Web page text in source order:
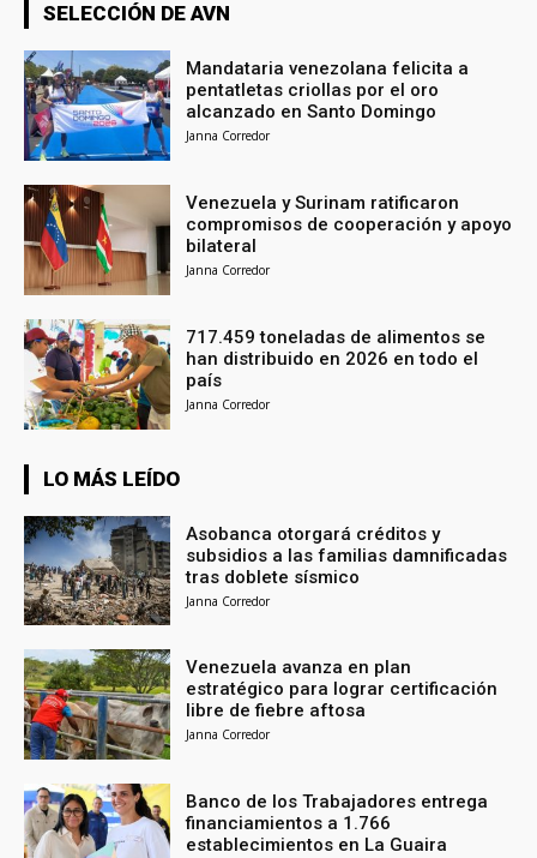
SELECCIÓN DE AVN
Mandataria venezolana felicita a
pentatletas criollas por el oro
alcanzado en Santo Domingo
Janna Corredor
Venezuela y Surinam ratificaron
compromisos de cooperación y apoyo
bilateral
Janna Corredor
717.459 toneladas de alimentos se
han distribuido en 2026 en todo el
país
Janna Corredor
LO MÁS LEÍDO
Asobanca otorgará créditos y
subsidios a las familias damnificadas
tras doblete sísmico
Janna Corredor
Venezuela avanza en plan
estratégico para lograr certificación
libre de fiebre aftosa
Janna Corredor
Banco de los Trabajadores entrega
financiamientos a 1.766
establecimientos en La Guaira